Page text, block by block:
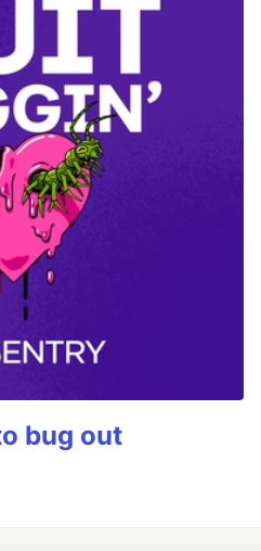
bug out